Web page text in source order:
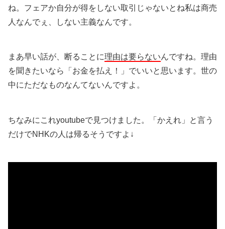
ね。フェアか自分が得をしない取引じゃないとね私は商売
人なんでぇ、しない主義なんです。
まあ早い話が、断ることに理由は要らないんですね。理由
を聞きたいなら「お金を払え！」でいいと思います。世の
中にただなものなんてないんですよ。
ちなみにこれyoutubeで見つけました。「かえれ」と言う
だけでNHKの人は帰るそうですよ↓